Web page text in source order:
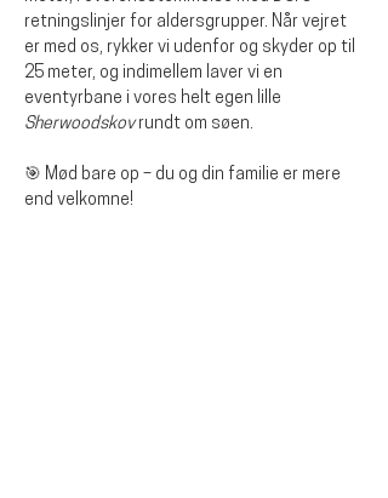
retningslinjer for aldersgrupper. Når vejret
er med os, rykker vi udenfor og skyder op til
25 meter, og indimellem laver vi en
eventyrbane i vores helt egen lille
Sherwoodskov rundt om søen.
🎯 Mød bare op – du og din familie er mere
end velkomne!